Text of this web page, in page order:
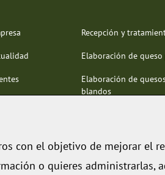
Recepción y
Elaboración de queso
Elaboración de
blandos
Porcionado y
con el objetivo de mejorar el
o quieres administrarlas,